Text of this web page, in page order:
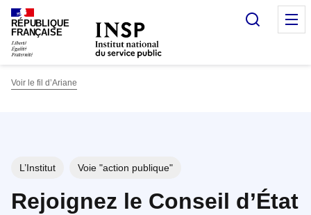
Panneau de gestion des cookies
RÉPUBLIQUE
FRANÇAISE
Voir le fil d’Ariane
L’Institut Voie "action publique"
Rejoignez le Conseil d’État